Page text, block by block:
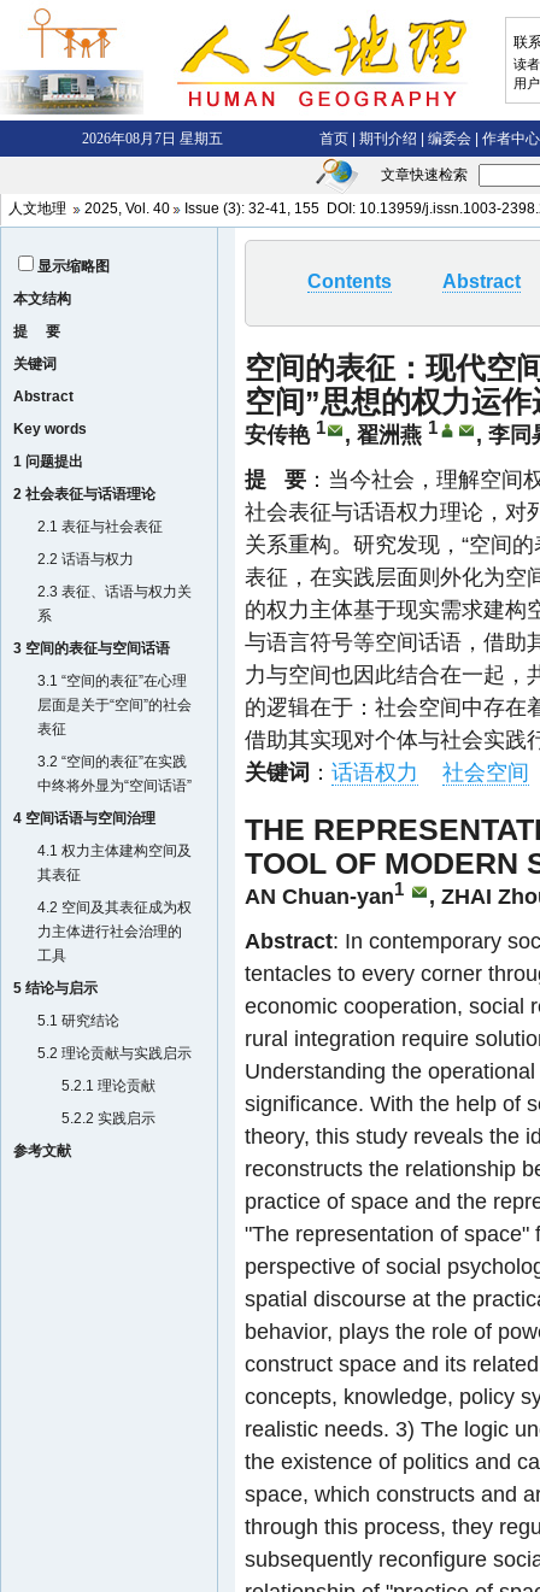
文章快速检索
人文地理
2025, Vol. 40 Issue (3): 32-41, 155 DOI: 10.13959/j.issn.1003-
显示缩略图
本文结构
提 要
关键词
Abstract
Key words
1 问题提出
2 社会表征与话语理论
2.1 表征与社会表征
2.2 话语与权力
2.3 表征、话语与权力关
系
3 空间的表征与空间话语
3.1 “空间的表征”在心理
层面是关于“空间”的社会
表征
3.2 “空间的表征”在实践
中终将外显为“空间话语”
4 空间话语与空间治理
4.1 权力主体建构空间及
其表征
4.2 空间及其表征成为权
力主体进行社会治理的
工具
5 结论与启示
5.1 研究结论
5.2 理论贡献与实践启示
5.2.1 理论贡献
5.2.2 实践启示
参考文献
Contents Abstract
空间的表征：现代空
空间”思想的权力运
安传艳 1 , 翟洲燕 1 , 李同
提 要 ：当今社会，理解空间
社会表征与话语权力理论，对
关系重构。研究发现，“空间
表征，在实践层面则外化为空
的权力主体基于现实需求建构
与语言符号等空间话语，借助
力与空间也因此结合在一起，
的逻辑在于：社会空间中存在
借助其实现对个体与社会实践
关键词 ： 话语权力 社会空间
THE
TOOL OF MODERN
AN Chuan-yan1 , ZHAI
Abstract: In contemporary
tentacles to every corner
economic cooperation, social
rural integration require
Understanding the
significance. With the help of
theory, this study reveals the
reconstructs the relationship
practice of space and the
"The representation of
perspective of social
spatial discourse at the
behavior, plays the role of
construct space and its
concepts, knowledge, policy
realistic needs. 3) The logic
the existence of politics and
space, which constructs and
through this process, they
subsequently reconfigure